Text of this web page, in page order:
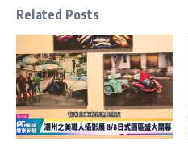
Related Posts